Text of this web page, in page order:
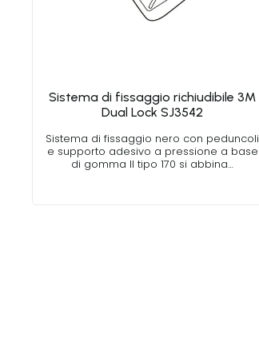
Sistema di fissaggio richiudibile 3M
Dual Lock SJ3542
Sistema di fissaggio nero con peduncoli
e supporto adesivo a pressione a base
di gomma Il tipo 170 si abbina…